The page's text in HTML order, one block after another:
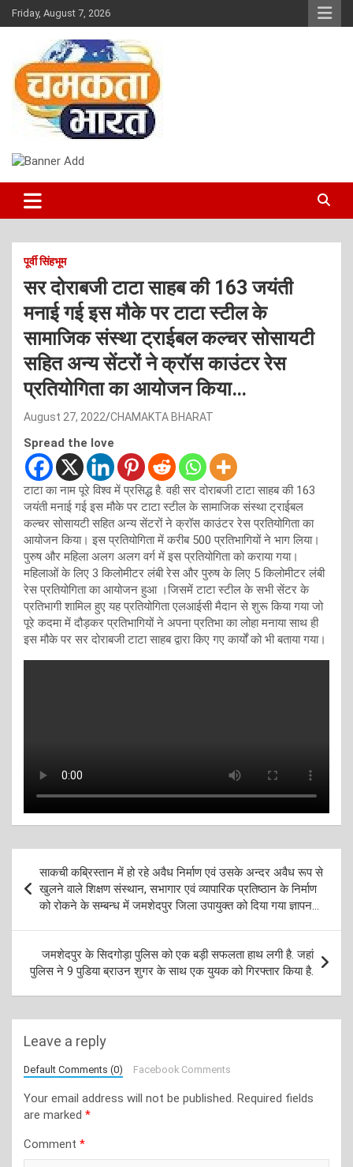
Skip
to
Friday, August 7, 2026
CHAMAKTA BHARAT
पूर्वी सिंहभूम
सर दोराबजी टाटा साहब की 163 जयंती
मनाई गई इस मौके पर टाटा स्टील के
सामाजिक संस्था ट्राईबल कल्चर सोसायटी
सहित अन्य सेंटरों ने क्रॉस काउंटर रेस
प्रतियोगिता का आयोजन किया…
August 27, 2022 CHAMAKTA BHARAT
Spread the love
टाटा का नाम पूरे विश्व में प्रसिद्ध है. वही सर दोराबजी टाटा साहब की 163
जयंती मनाई गई इस मौके पर टाटा स्टील के सामाजिक संस्था ट्राईबल
कल्चर सोसायटी सहित अन्य सेंटरों ने क्रॉस काउंटर रेस प्रतियोगिता का
आयोजन किया। इस प्रतियोगिता में करीब 500 प्रतिभागियों ने भाग लिया।
पुरुष और महिला अलग अलग वर्ग में इस प्रतियोगिता को कराया गया।
महिलाओं के लिए 3 किलोमीटर लंबी रेस और पुरुष के लिए 5 किलोमीटर लंबी
रेस प्रतियोगिता का आयोजन हुआ ।जिसमें टाटा स्टील के सभी सेंटर के
प्रतिभागी शामिल हुए यह प्रतियोगिता एलआईसी मैदान से शुरू किया गया जो
पूरे कदमा में दौड़कर प्रतिभागियों ने अपना प्रतिभा का लोहा मनाया साथ ही
इस मौके पर सर दोराबजी टाटा साहब द्वारा किए गए कार्यों को भी बताया गया।
navigation
साकची कब्रिस्तान में हो रहे अवैध निर्माण एवं उसके अन्दर अवैध रूप से
खुलने वाले शिक्षण संस्थान, सभागार एवं व्यापारिक प्रतिष्ठान के निर्माण
को रोकने के सम्बन्ध में जमशेदपुर जिला उपायुक्त को दिया गया ज्ञापन…
जमशेदपुर के सिदगोड़ा पुलिस को एक बड़ी सफलता हाथ लगी है. जहां
पुलिस ने 9 पुडिया ब्राउन शुगर के साथ एक युयक को गिरफ्तार किया है.
Leave a reply
Default Comments (0) Facebook Comments
Your email address will not be published. Required fields
are marked *
Comment *